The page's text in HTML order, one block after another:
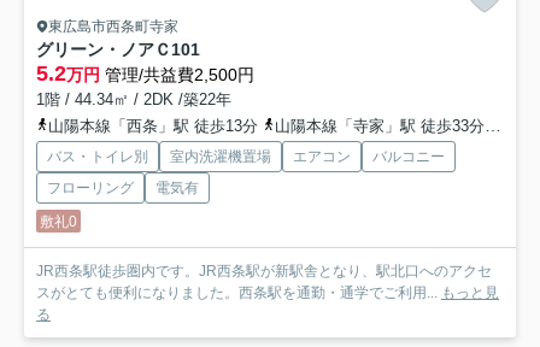
東広島市西条町寺家
グリーン・ノアＣ101
5.2万円 管理/共益費2,500円
1階 / 44.34㎡ / 2DK /築22年
山陽本線「西条」駅 徒歩13分
山陽本線「寺家」駅 徒歩33分
バス・トイレ別 室内洗濯機置場 エアコン
バルコニー
フローリング
電気有
敷礼0
JR西条駅徒歩圏内です。JR西条駅が新駅舎となり、駅北口へのアクセ
スがとても便利になりました。西条駅を通勤・通学でご利用... もっと見
る